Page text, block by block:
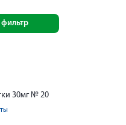
30мг № 20